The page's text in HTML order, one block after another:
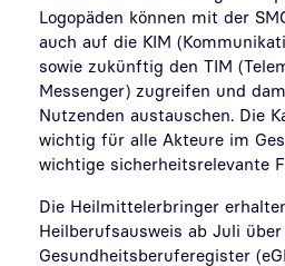
Logopäden können mit der
auch auf die KIM
sowie zukünftig den TIM
Messenger) zugreifen und
Nutzenden austauschen. Die
wichtig für alle Akteure im
wichtige sicherheitsrelevante
Die Heilmittelerbringer
Heilberufsausweis ab Juli
Gesundheitsberuferegister